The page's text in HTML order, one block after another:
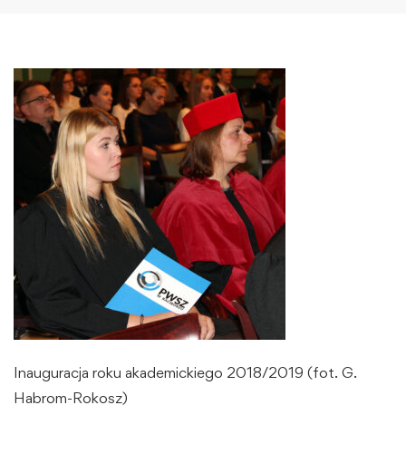
Inauguracja roku akademickiego 2018/2019 (fot. G.
Habrom-Rokosz)